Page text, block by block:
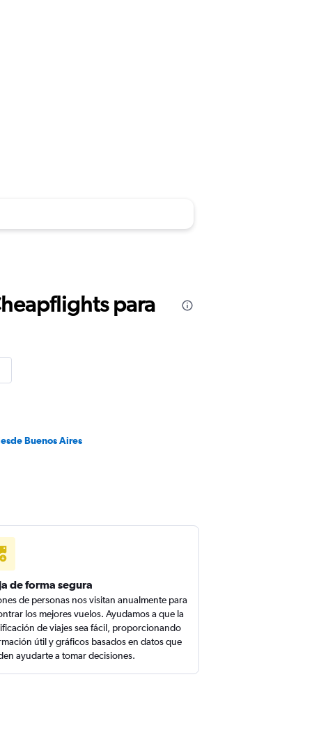
para
Buenos Aires
de forma segura
de personas nos visitan anualmente para
los mejores vuelos. Ayudamos a que la
de viajes sea fácil, proporcionando
útil y gráficos basados en datos que
ayudarte a tomar decisiones.